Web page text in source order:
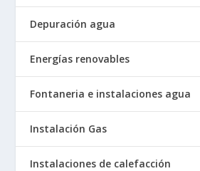
Depuración agua
Energías renovables
Fontaneria e instalaciones agua
Instalación Gas
Instalaciones de calefacción